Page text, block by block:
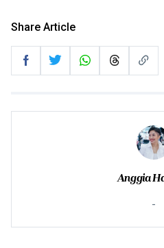
Share Article
Anggia
-